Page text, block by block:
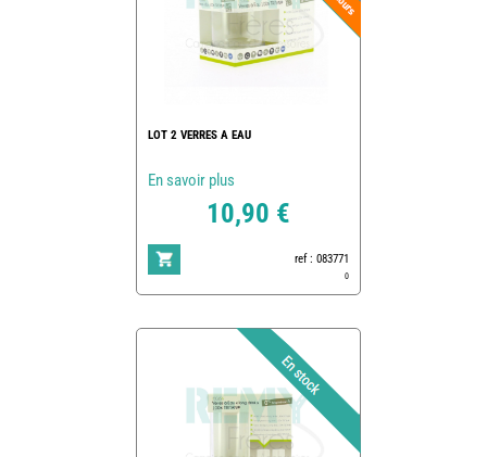
LOT 2 VERRES A EAU
En savoir plus
10,90 €
ref : 083771
0